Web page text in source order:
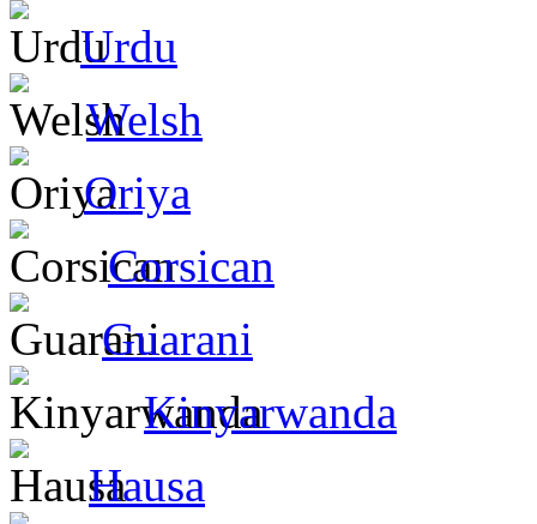
Urdu
Welsh
Oriya
Corsican
Guarani
Kinyarwanda
Hausa